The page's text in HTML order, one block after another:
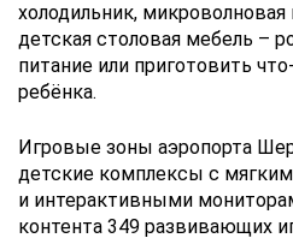
холодильник, микроволновая
детская столовая мебель –
питание или приготовить
ребёнка.
Игровые зоны аэропорта
детские комплексы с
и интерактивными
контента 349 развивающих